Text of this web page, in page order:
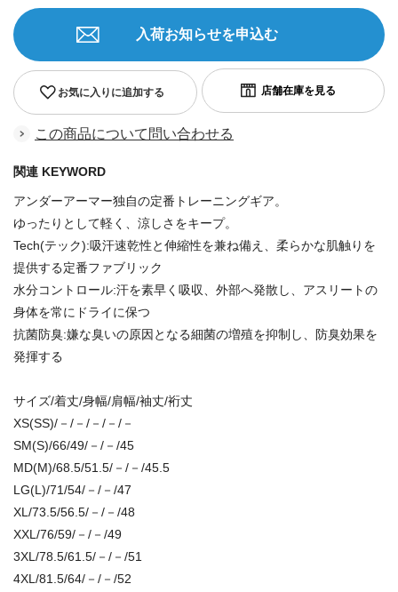
お気に入りに追加する
入荷お知らせを申込む
この商品について問い合わせる
関連 KEYWORD
アンダーアーマー独自の定番トレーニングギア。
ゆったりとして軽く、涼しさをキープ。
Tech(テック):吸汗速乾性と伸縮性を兼ね備え、柔らかな肌触りを
提供する定番ファブリック
水分コントロール:汗を素早く吸収、外部へ発散し、アスリートの
身体を常にドライに保つ
抗菌防臭:嫌な臭いの原因となる細菌の増殖を抑制し、防臭効果を
発揮する
サイズ/着丈/身幅/肩幅/袖丈/裄丈
XS(SS)/－/－/－/－/－
SM(S)/66/49/－/－/45
MD(M)/68.5/51.5/－/－/45.5
LG(L)/71/54/－/－/47
XL/73.5/56.5/－/－/48
XXL/76/59/－/－/49
3XL/78.5/61.5/－/－/51
4XL/81.5/64/－/－/52